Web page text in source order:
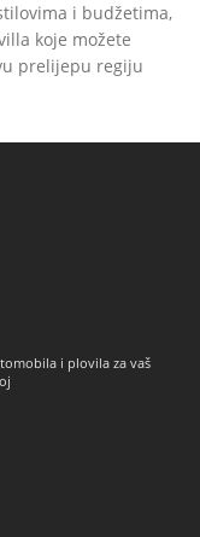
i budžetima,
koje možete
prelijepu regiju
i plovila za vaš